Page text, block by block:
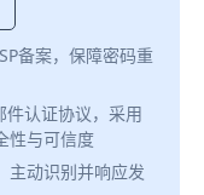
备案，保障密码重
件认证协议，采用
性与可信度
主动识别并响应发